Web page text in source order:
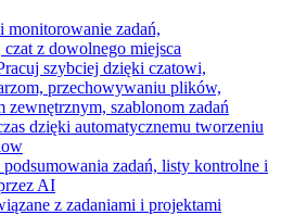
monitorowanie zadań,
z dowolnego miejsca
szybciej dzięki czatowi,
przechowywaniu plików,
szablonom zadań
dzięki automatycznemu tworzeniu
zadań, listy kontrolne i
AI
z zadaniami i projektami